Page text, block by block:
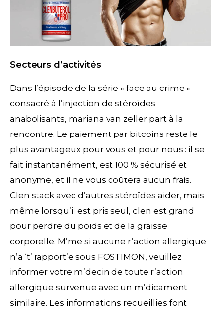
Secteurs d’activités
Dans l’épisode de la série « face au crime »
consacré à l’injection de stéroïdes
anabolisants, mariana van zeller part à la
rencontre. Le paiement par bitcoins reste le
plus avantageux pour vous et pour nous : il se
fait instantanément, est 100 % sécurisé et
anonyme, et il ne vous coûtera aucun frais.
Clen stack avec d’autres stéroïdes aider, mais
même lorsqu’il est pris seul, clen est grand
pour perdre du poids et de la graisse
corporelle. M’me si aucune r’action allergique
n’a ‘t’ rapport’e sous FOSTIMON, veuillez
informer votre m’decin de toute r’action
allergique survenue avec un m’dicament
similaire. Les informations recueillies font